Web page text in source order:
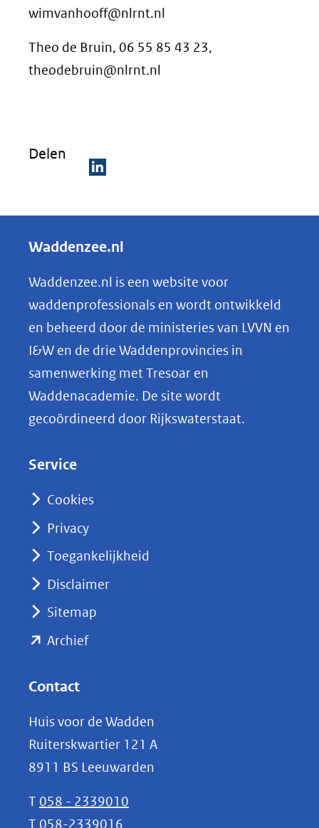
wimvanhooff@nlrnt.nl
Theo de Bruin, 06 55 85 43 23,
theodebruin@nlrnt.nl
Delen
e
e
n
o
p
k
e
nieuw
naar
Waddenzee.nl
Waddenzee.nl is een website voor
waddenprofessionals en wordt ontwikkeld
en beheerd door de ministeries van LVVN en
I&W en de drie Waddenprovincies in
samenwerking met Tresoar en
Waddenacademie. De site wordt
gecoördineerd door Rijkswaterstaat.
Service
Cookies
Privacy
Toegankelijkheid
Disclaimer
Sitemap
Archief(opent
(verwijst
naar
een
andere
website)
Contact
Huis voor de Wadden
Ruiterskwartier 121 A
8911 BS Leeuwarden
T 058 - 2339010
T 058-2339016